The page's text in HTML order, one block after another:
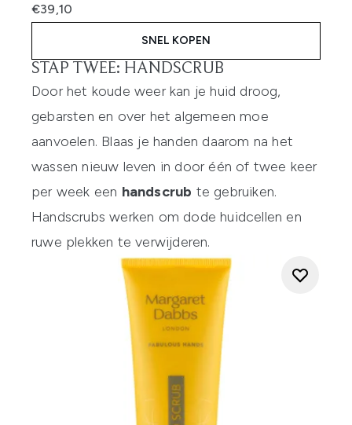
€39,10
SNEL KOPEN
STAP TWEE: HANDSCRUB
Door het koude weer kan je huid droog,
gebarsten en over het algemeen moe
aanvoelen. Blaas je handen daarom na het
wassen nieuw leven in door één of twee keer
per week een handscrub te gebruiken.
Handscrubs werken om dode huidcellen en
ruwe plekken te verwijderen.